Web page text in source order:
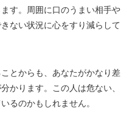
す。周囲に口のうまい相手や
ない状況に心をすり減らして
とからも、あなたがかなり差
かります。この人は危ない、
るのかもしれません。